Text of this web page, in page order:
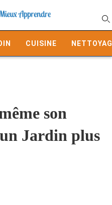
CUISINE
son
Jardin plus